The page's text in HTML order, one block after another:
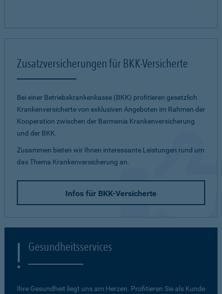
Zusatzversicherungen für BKK-Versicherte
Bei einer Betriebskrankenkasse (BKK) profitieren gesetzlich
Krankenversicherte von exklusiven Angeboten im Rahmen der
Kooperation zwischen der Barmenia Krankenversicherung
und der BKK.
Zusammen bieten wir Ihnen interessante Leistungen rund um
das Thema Krankenversicherung an.
Infos für BKK-Versicherte
Gesundheitsservices
Ihre Gesundheit liegt uns am Herzen. Profitieren Sie als Kunde